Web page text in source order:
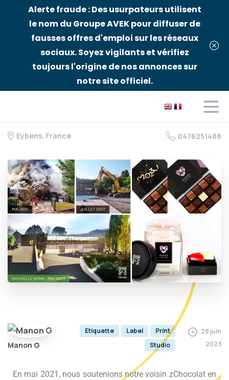
Alerte fraude : Des usurpateurs utilisent
le nom du Groupe AVEK pour diffuser de
fausses offres d'emploi sur les réseaux
sociaux. Soyez vigilants et vérifiez
toujours l'origine de nos annonces sur
notre site officiel.
Eybens, France 0476251488
Manon G
Etiquette Label
Print
Studio
28 juin
2023
En mai 2021, nous soutenions notre voisin zChocolat en